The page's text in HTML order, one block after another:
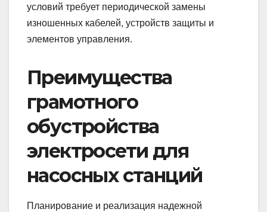
условий требует периодической замены
изношенных кабелей, устройств защиты и
элементов управления.
Преимущества
грамотного
обустройства
электросети для
насосных станций
Планирование и реализация надежной